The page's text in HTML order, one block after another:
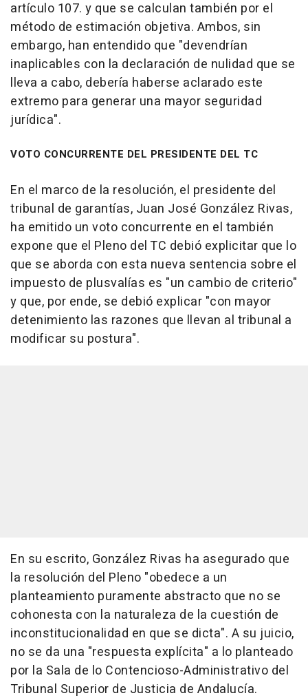
artículo 107. y que se calculan también por el
método de estimación objetiva. Ambos, sin
embargo, han entendido que "devendrían
inaplicables con la declaración de nulidad que se
lleva a cabo, debería haberse aclarado este
extremo para generar una mayor seguridad
jurídica".
VOTO CONCURRENTE DEL PRESIDENTE DEL TC
En el marco de la resolución, el presidente del
tribunal de garantías, Juan José González Rivas,
ha emitido un voto concurrente en el también
expone que el Pleno del TC debió explicitar que lo
que se aborda con esta nueva sentencia sobre el
impuesto de plusvalías es "un cambio de criterio"
y que, por ende, se debió explicar "con mayor
detenimiento las razones que llevan al tribunal a
modificar su postura".
En su escrito, González Rivas ha asegurado que
la resolución del Pleno "obedece a un
planteamiento puramente abstracto que no se
cohonesta con la naturaleza de la cuestión de
inconstitucionalidad en que se dicta". A su juicio,
no se da una "respuesta explícita" a lo planteado
por la Sala de lo Contencioso-Administrativo del
Tribunal Superior de Justicia de Andalucía.